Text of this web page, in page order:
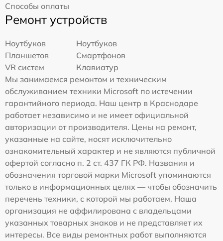
Способы оплаты
Ремонт устройств
Ноутбуков
Ноутбуков
Планшетов
Смартфонов
VR систем
Клавиатур
Мы занимаемся ремонтом и техническим
обслуживанием техники Microsoft по истечении
гарантийного периода. Наш центр в Краснодаре
работает независимо и не имеет официальной
авторизации от производителя. Цены на ремонт,
указанные на сайте, носят исключительно
ознакомительный характер и не являются публичной
офертой согласно п. 2 ст. 437 ГК РФ. Названия и
обозначения торговой марки Microsoft упоминаются
только в информационных целях — чтобы обозначить
перечень техники, с которой мы работаем. Наша
организация не аффилирована с владельцами
указанных товарных знаков и не представляет их
интересы. Все виды ремонтных работ выполняются